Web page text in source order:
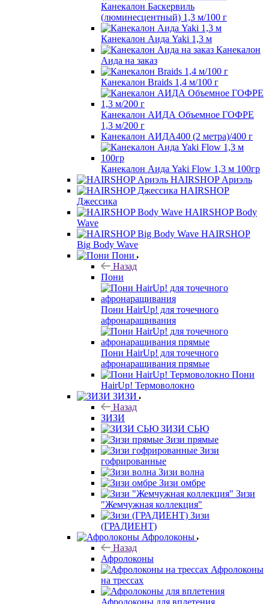
Канекалон Баскервиль
(люминесцентный) 1,3 м/100 г
Канекалон Аида Yaki 1,3 м
Канекалон
Аида на заказ
Канекалон Braids 1,4 м/100 г
Канекалон АИДА Объемное ГОФРЕ
1,3 м/200 г
Канекалон АИДА400 (2 метра)/400 г
Канекалон Аида Yaki Flow 1,3 м 100гр
HAIRSHOP Ариэль
HAIRSHOP
Джессика
HAIRSHOP Body
Wave
HAIRSHOP
Big Body Wave
Пони
Назад
Пони
Пони HairUp! для точечного
афронаращивания
Пони HairUp! для точечного
афронаращивания прямые
Пони
HairUp! Термоволокно
ЗИЗИ
Назад
ЗИЗИ
ЗИЗИ СЬЮ
Зизи прямые
Зизи
гофрированные
Зизи волна
Зизи омбре
Зизи
"Жемчужная коллекция"
Зизи
(ГРАДИЕНТ)
Афролоконы
Назад
Афролоконы
Афролоконы
на трессах
Афролоконы для вплетения